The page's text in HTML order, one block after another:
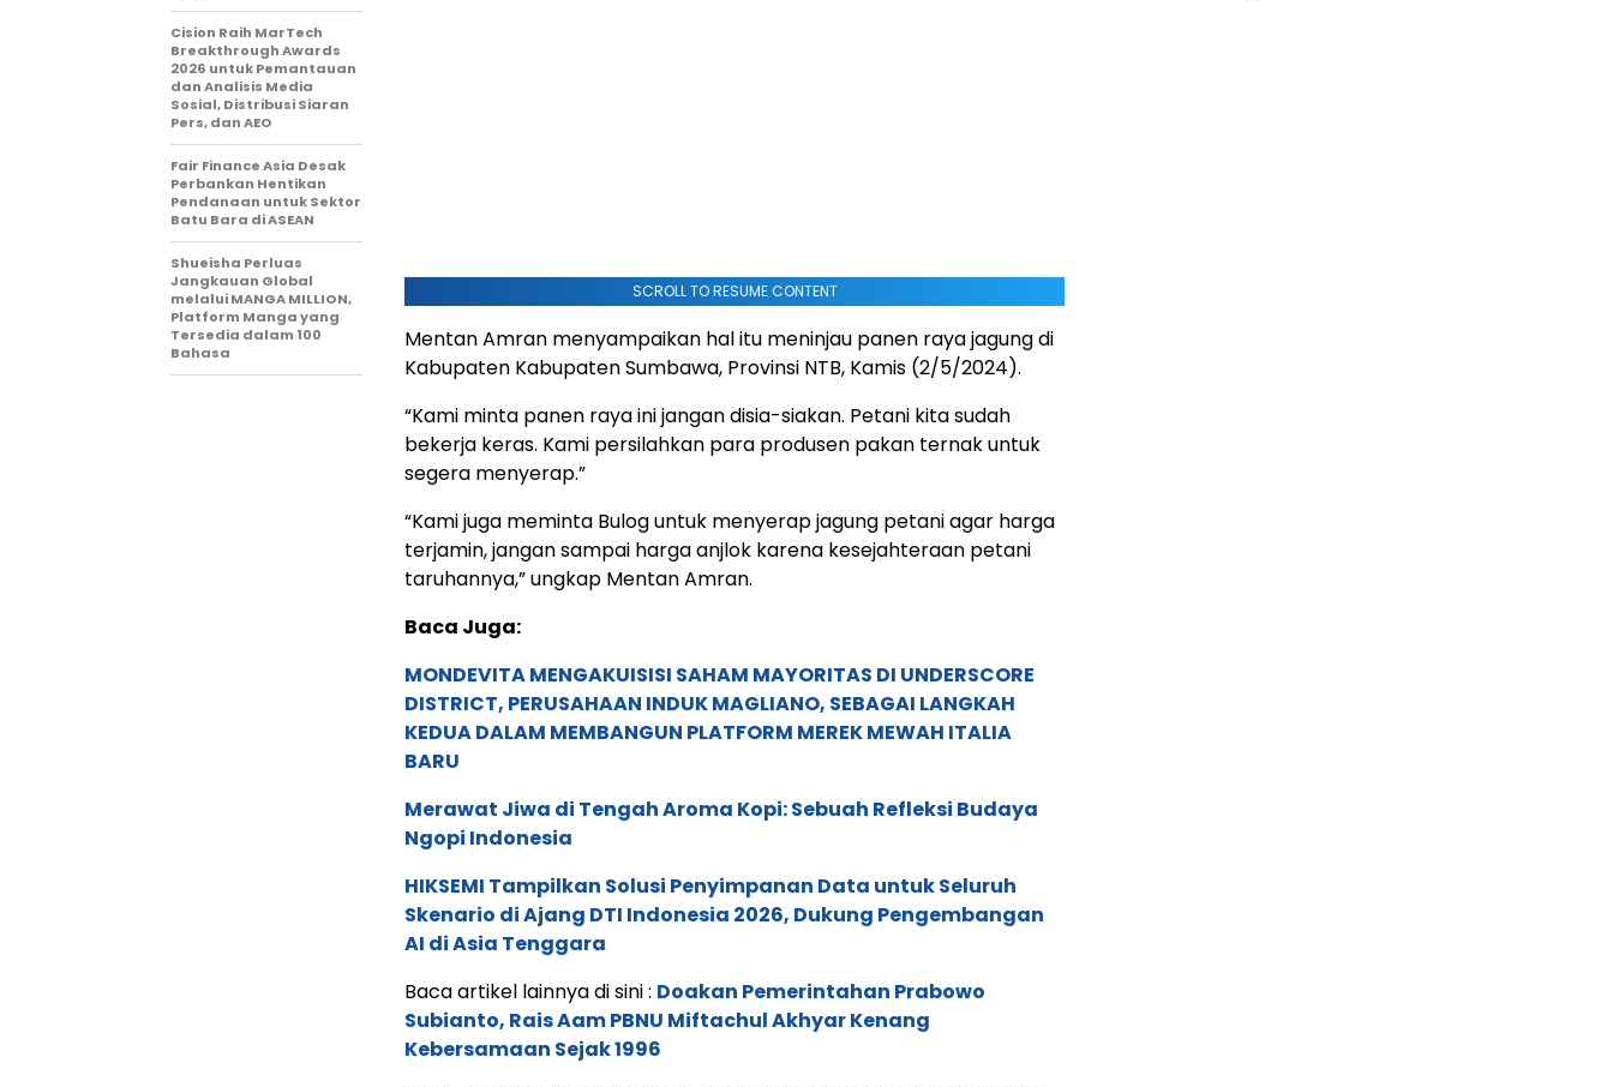
SCROLL TO RESUME CONTENT
Mentan Amran menyampaikan hal itu meninjau panen raya jagung di
Kabupaten Kabupaten Sumbawa, Provinsi NTB, Kamis (2/5/2024).
“Kami minta panen raya ini jangan disia-siakan. Petani kita sudah
bekerja keras. Kami persilahkan para produsen pakan ternak untuk
segera menyerap.”
“Kami juga meminta Bulog untuk menyerap jagung petani agar harga
terjamin, jangan sampai harga anjlok karena kesejahteraan petani
taruhannya,” ungkap Mentan Amran.
Baca Juga:
MONDEVITA MENGAKUISISI SAHAM MAYORITAS DI UNDERSCORE
DISTRICT, PERUSAHAAN INDUK MAGLIANO, SEBAGAI LANGKAH
KEDUA DALAM MEMBANGUN PLATFORM MEREK MEWAH ITALIA
BARU
Merawat Jiwa di Tengah Aroma Kopi: Sebuah Refleksi Budaya
Ngopi Indonesia
HIKSEMI Tampilkan Solusi Penyimpanan Data untuk Seluruh
Skenario di Ajang DTI Indonesia 2026, Dukung Pengembangan
AI di Asia Tenggara
Baca artikel lainnya di sini : Doakan Pemerintahan Prabowo
Subianto, Rais Aam PBNU Miftachul Akhyar Kenang
Kebersamaan Sejak 1996
Cision Raih MarTech
Breakthrough Awards
2026 untuk Pemantauan
dan Analisis Media
Sosial, Distribusi Siaran
Pers, dan AEO
Fair Finance Asia Desak
Perbankan Hentikan
Pendanaan untuk Sektor
Batu Bara di ASEAN
Shueisha Perluas
Jangkauan Global
melalui MANGA MILLION,
Platform Manga yang
Tersedia dalam 100
Bahasa